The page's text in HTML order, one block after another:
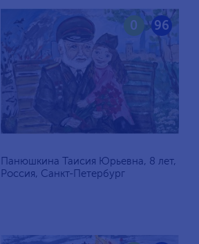
96
0
Панюшкина Таисия Юрьевна, 8 лет,
Россия, Санкт-Петербург